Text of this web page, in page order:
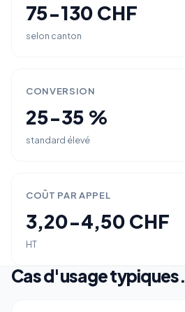
75-130 CHF
selon canton
CONVERSION
25-35 %
standard élevé
COÛT PAR APPEL
3,20-4,50 CHF
HT
Cas d'usage typiques.